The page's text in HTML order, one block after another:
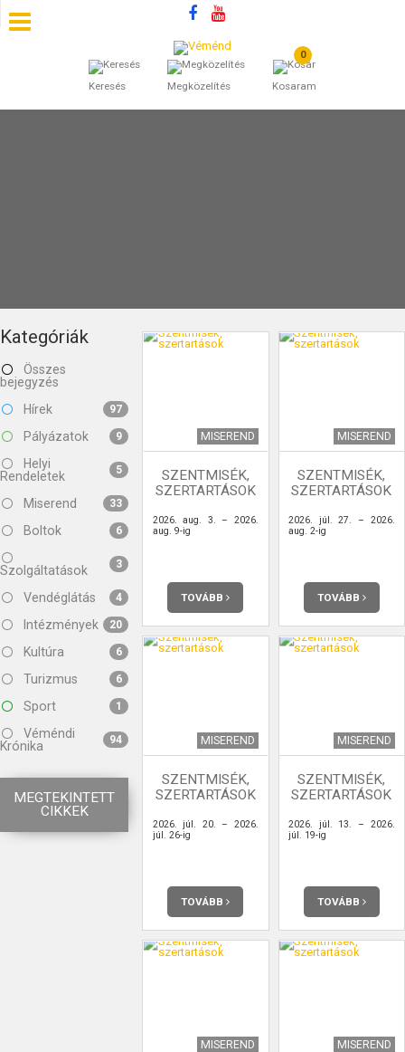
Keresés Megközelítés
0
Kosaram
SZÁLLÁSOK
BEJEGYZÉSEK
Kategóriák
Összes
bejegyzés
Hírek
97
Pályázatok 9
Helyi
Rendeletek
5
Miserend 33
Boltok 6
Szolgáltatások 3
Vendéglátás 4
Intézmények 20
Kultúra 6
Turizmus 6
Sport 1
Véméndi
Krónika
94
MEGTEKINTETT
CIKKEK
MISEREND
SZENTMISÉK,
SZERTARTÁSOK
2026. aug. 3. – 2026.
aug. 9-ig
TOVÁBB
MISEREND
SZENTMISÉK,
SZERTARTÁSOK
2026. júl. 27. – 2026.
aug. 2-ig
TOVÁBB
MISEREND
SZENTMISÉK,
SZERTARTÁSOK
2026. júl. 20. – 2026.
júl. 26-ig
TOVÁBB
MISEREND
SZENTMISÉK,
SZERTARTÁSOK
2026. júl. 13. – 2026.
júl. 19-ig
TOVÁBB
MISEREND MISEREND